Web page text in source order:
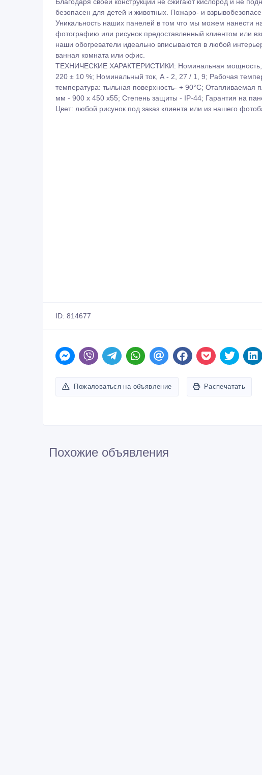
наши обогреватели идеально вписываются в любой интерьер
ванная комната или офис.
ТЕХНИЧЕСКИЕ ХАРАКТЕРИСТИКИ: Номинальная мощность,
220 ± 10 %; Номинальный ток, А - 2, 27 / 1, 9; Рабочая
температура: тыльная поверхность- + 90°С; Отапливаемая
мм - 900 х 450 х55; Степень защиты - IP-44; Гарантия на
Цвет: любой рисунок под заказ клиента или из нашего
Пожаловаться на объявление Распечатать